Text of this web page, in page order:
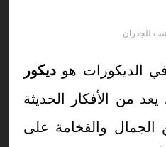
للجدران
في الديكورات هوديكور
يعد من الأفكار الحديثة
والفخامة على